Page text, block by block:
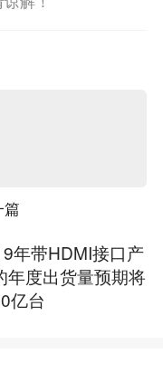
篇
年带HDMI接口产
年度出货量预期将
亿台